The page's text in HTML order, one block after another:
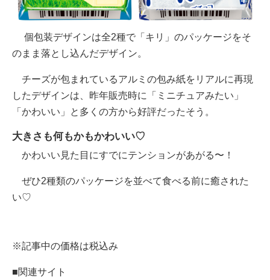
個包装デザインは全2種で「キリ」のパッケージをそ
のまま落とし込んだデザイン。
チーズが包まれているアルミの包み紙をリアルに再現
したデザインは、昨年販売時に「ミニチュアみたい」
「かわいい」と多くの方から好評だったそう。
大きさも何もかもかわいい♡
かわいい見た目にすでにテンションがあがる〜！
ぜひ2種類のパッケージを並べて食べる前に癒された
い♡
※記事中の価格は税込み
■関連サイト